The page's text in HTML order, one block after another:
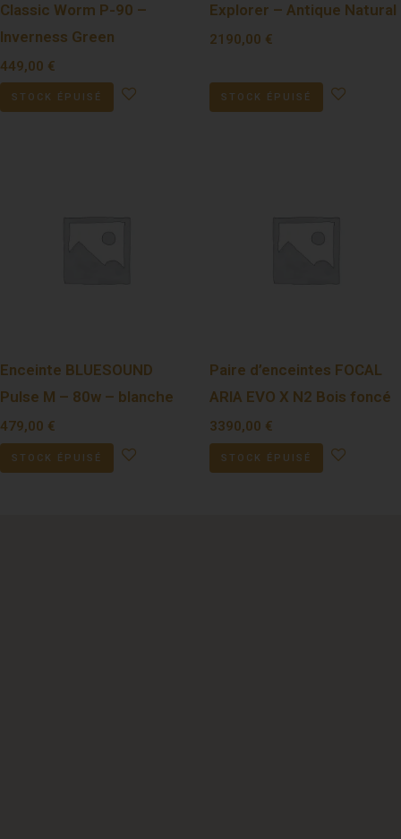
Classic Worm P-90 –
Inverness Green
449,00 €
STOCK ÉPUISÉ
Explorer – Antique Natural
2190,00 €
STOCK ÉPUISÉ
Enceinte BLUESOUND
Pulse M – 80w – blanche
479,00 €
STOCK ÉPUISÉ
Paire d’enceintes FOCAL
ARIA EVO X N2 Bois foncé
3390,00 €
STOCK ÉPUISÉ